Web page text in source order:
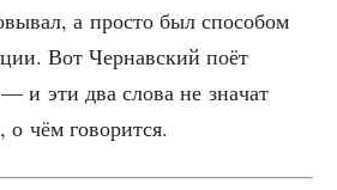
а про­сто был спо­со­бом
Вот Чер­нав­ский поёт
и эти два сло­ва не зна­чат
о чём говорится.